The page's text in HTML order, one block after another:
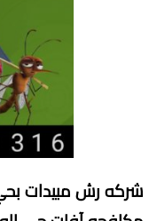
شركه رش مبيدات